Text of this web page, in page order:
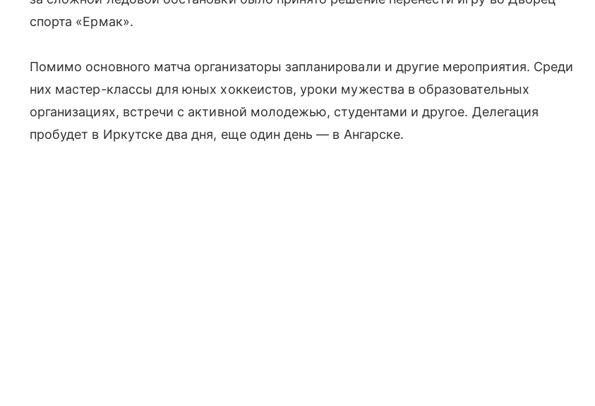
спорта «Ермак».
Помимо основного матча организаторы запланировали и другие мероприятия. Среди
них мастер-классы для юных хоккеистов, уроки мужества в образовательных
организациях, встречи с активной молодежью, студентами и другое. Делегация
пробудет в Иркутске два дня, еще один день — в Ангарске.